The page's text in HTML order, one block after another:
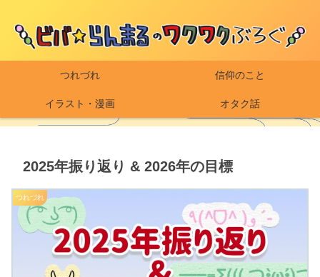
つれづれ 信仰のこと
イラスト・漫画 オタク話
2025年振り返り & 2026年の目標
つれづれ